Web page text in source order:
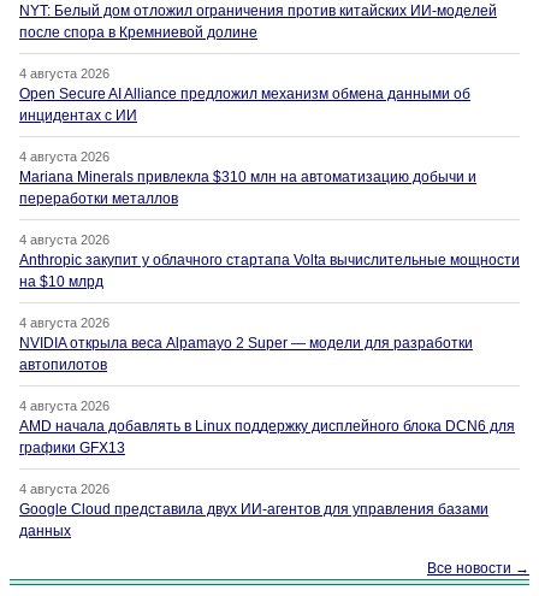
NYT: Белый дом отложил ограничения против китайских ИИ-моделей
после спора в Кремниевой долине
4 августа 2026
Open Secure AI Alliance предложил механизм обмена данными об
инцидентах с ИИ
4 августа 2026
Mariana Minerals привлекла $310 млн на автоматизацию добычи и
переработки металлов
4 августа 2026
Anthropic закупит у облачного стартапа Volta вычислительные мощности
на $10 млрд
4 августа 2026
NVIDIA открыла веса Alpamayo 2 Super — модели для разработки
автопилотов
4 августа 2026
AMD начала добавлять в Linux поддержку дисплейного блока DCN6 для
графики GFX13
4 августа 2026
Google Cloud представила двух ИИ-агентов для управления базами
данных
Все новости →